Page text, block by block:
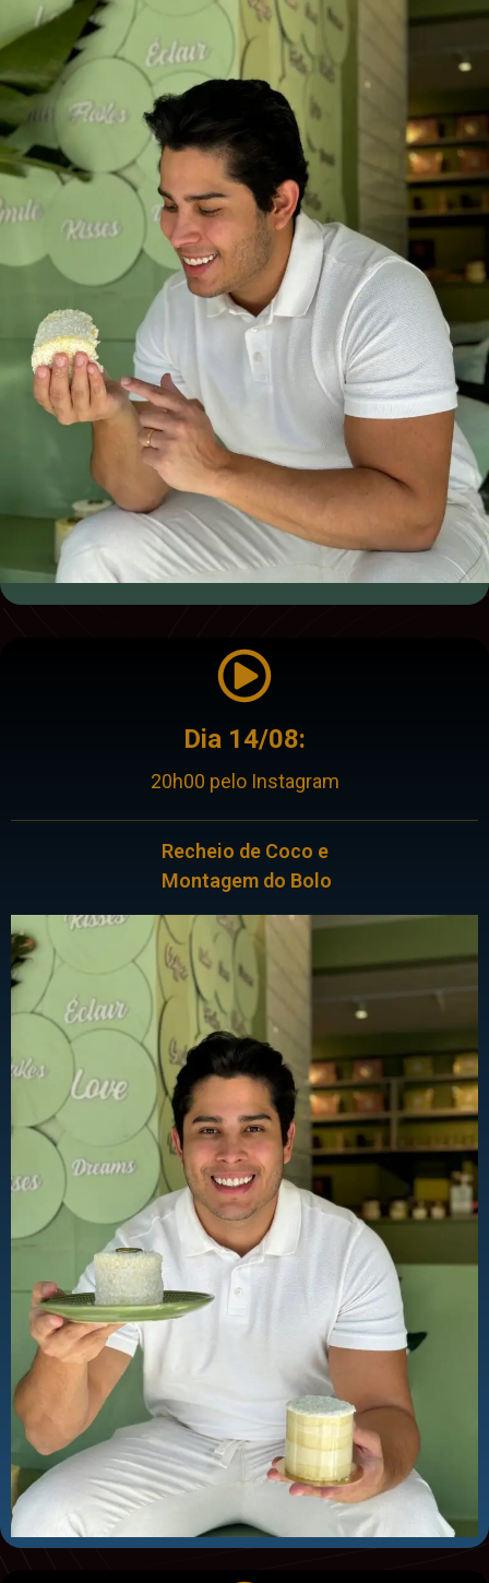
Dia 14/08:
20h00 pelo Instagram
Recheio de Coco e
Montagem do Bolo